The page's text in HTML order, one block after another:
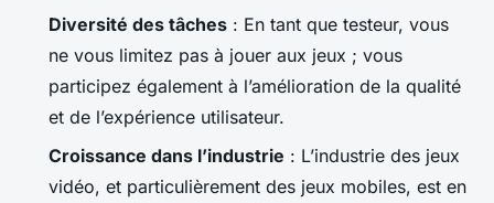
Diversité des tâches : En tant que testeur, vous
ne vous limitez pas à jouer aux jeux ; vous
participez également à l’amélioration de la qualité
et de l’expérience utilisateur.
Croissance dans l’industrie : L’industrie des jeux
vidéo, et particulièrement des jeux mobiles, est en